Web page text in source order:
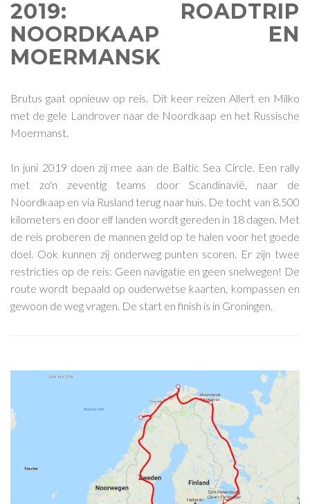
2019: ROADTRIP
NOORDKAAP EN
MOERMANSK
Brutus gaat opnieuw op reis. Dit keer reizen Allert en Milko
met de gele Landrover naar de Noordkaap en het Russische
Moermanst.
In juni 2019 doen zij mee aan de Baltic Sea Circle. Een rally
met zo'n zeventig teams door Scandinavië, naar de
Noordkaap en via Rusland terug naar huis. De tocht van 8.500
kilometers en door elf landen wordt gereden in 18 dagen. Met
de reis proberen de mannen geld op te halen voor het goede
doel. Ook kunnen zij onderweg punten scoren. Er zijn twee
restricties op de reis: Geen navigatie en geen snelwegen! De
route wordt bepaald op ouderwetse kaarten, kompassen en
gewoon de weg vragen. De start en finish is in Groningen.